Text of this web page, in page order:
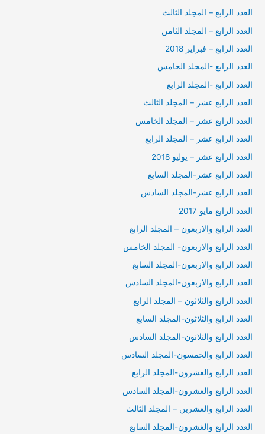
العدد الرابع – المجلد الثالث
العدد الرابع – المجلد الثامن
العدد الرابع – فبراير 2018
العدد الرابع -المجلد الخامس
العدد الرابع -المجلد الرابع
العدد الرابع عشر – المجلد الثالث
العدد الرابع عشر – المجلد الخامس
العدد الرابع عشر – المجلد الرابع
العدد الرابع عشر – يوليو 2018
العدد الرابع عشر-المجلد السابع
العدد الرابع عشر-المجلد السادس
العدد الرابع مايو 2017
العدد الرابع والاربعون – المجلد الرابع
العدد الرابع والاربعون- المجلد الخامس
العدد الرابع والاربعون-المجلد السابع
العدد الرابع والاربعون-المجلد السادس
العدد الرابع والثلاثون – المجلد الرابع
العدد الرابع والثلاثون-المجلد السابع
العدد الرابع والثلاثون-المجلد السادس
العدد الرابع والخمسون-المجلد السادس
العدد الرابع والعشرون-المجلد الرابع
العدد الرابع والعشرون-المجلد السادس
العدد الرابع والعشرين – المجلد الثالث
العدد الرابع والغشرون-المجلد السابع